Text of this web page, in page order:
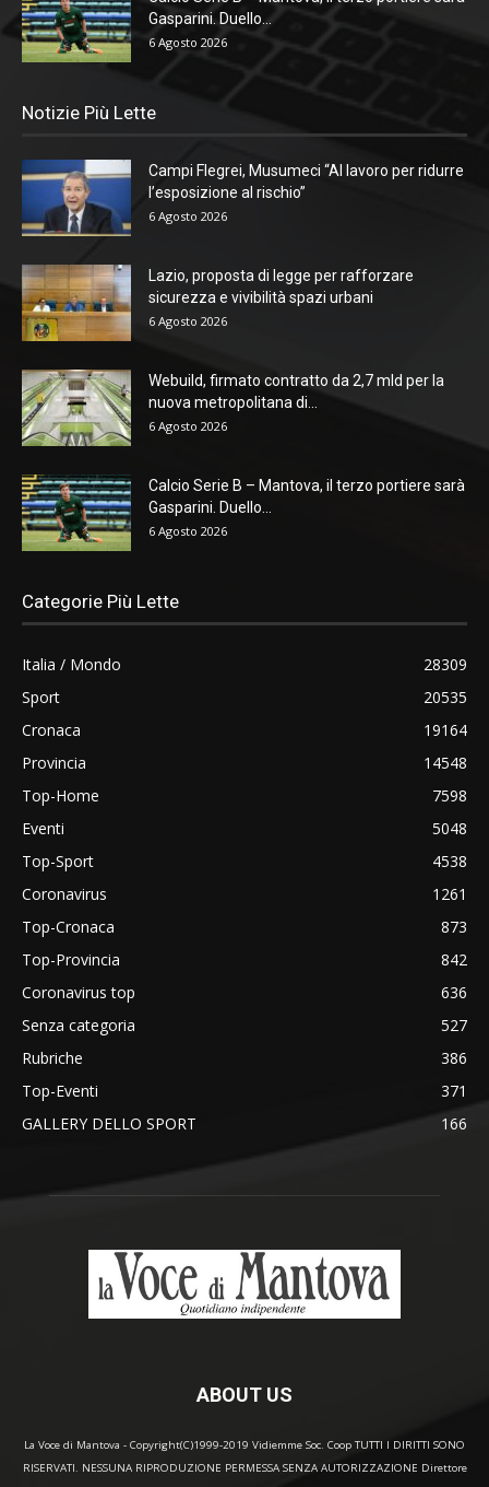
Gasparini. Duello...
6 Agosto 2026
Notizie Più Lette
Campi Flegrei, Musumeci “Al lavoro per ridurre
l’esposizione al rischio”
6 Agosto 2026
Lazio, proposta di legge per rafforzare
sicurezza e vivibilità spazi urbani
6 Agosto 2026
Webuild, firmato contratto da 2,7 mld per la
nuova metropolitana di...
6 Agosto 2026
Calcio Serie B – Mantova, il terzo portiere sarà
Gasparini. Duello...
6 Agosto 2026
Categorie Più Lette
Italia / Mondo
28309
Sport
20535
Cronaca
19164
Provincia
14548
Top-Home
7598
Eventi
5048
Top-Sport
4538
Coronavirus
1261
Top-Cronaca
873
Top-Provincia
842
Coronavirus top
636
Senza categoria
527
Rubriche
386
Top-Eventi
371
GALLERY DELLO SPORT
166
ABOUT US
La Voce di Mantova - Copyright(C)1999-2019 Vidiemme Soc. Coop TUTTI I DIRITTI SONO
RISERVATI. NESSUNA RIPRODUZIONE PERMESSA SENZA AUTORIZZAZIONE Direttore